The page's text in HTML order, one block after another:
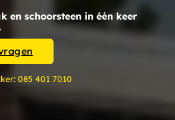
en schoorsteen in één keer
085 401 7010